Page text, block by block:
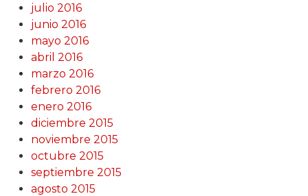
julio 2016
junio 2016
mayo 2016
abril 2016
marzo 2016
febrero 2016
enero 2016
diciembre 2015
noviembre 2015
octubre 2015
septiembre 2015
agosto 2015